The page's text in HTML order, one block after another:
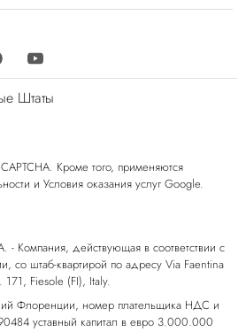
Штаты
Кроме того, применяются
и Условия оказания услуг Google.
- Компания, действующая в соответствии с
со штаб-квартирой по адресу Via Faentina
171, Fiesole (FI), Italy.
Флоренции, номер плательщика НДС и
уставный капитал в евро 3.000.000